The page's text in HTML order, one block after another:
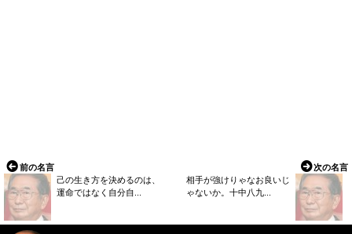
前の名言
己の生き方を決めるのは、
運命ではなく自分自...
次の名言
相手が強けりゃなお良いじ
ゃないか。十中八九...